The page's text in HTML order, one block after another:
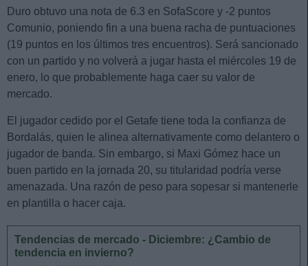
Duro obtuvo una nota de 6.3 en SofaScore y -2 puntos
Comunio, poniendo fin a una buena racha de puntuaciones
(19 puntos en los últimos tres encuentros). Será sancionado
con un partido y no volverá a jugar hasta el miércoles 19 de
enero, lo que probablemente haga caer su valor de
mercado.
El jugador cedido por el Getafe tiene toda la confianza de
Bordalás, quien le alinea alternativamente como delantero o
jugador de banda. Sin embargo, si Maxi Gómez hace un
buen partido en la jornada 20, su titularidad podría verse
amenazada. Una razón de peso para sopesar si mantenerle
en plantilla o hacer caja.
Tendencias de mercado - Diciembre: ¿Cambio de
tendencia en invierno?